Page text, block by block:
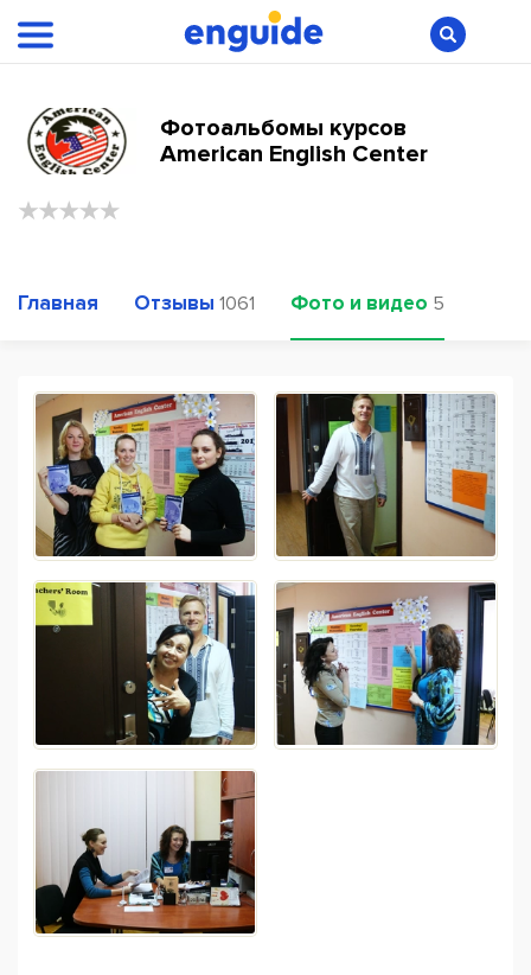
Фотоальбомы курсов
American English Center
Главная Отзывы 1061 Фото и видео 5